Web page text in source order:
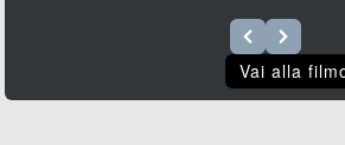
Vai alla